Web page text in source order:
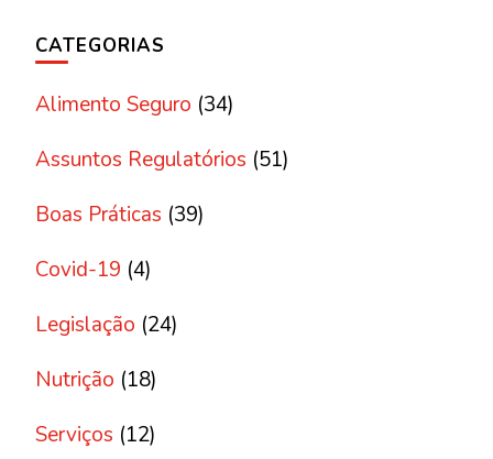
CATEGORIAS
Alimento Seguro (34)
Assuntos Regulatórios (51)
Boas Práticas (39)
Covid-19 (4)
Legislação (24)
Nutrição (18)
Serviços (12)